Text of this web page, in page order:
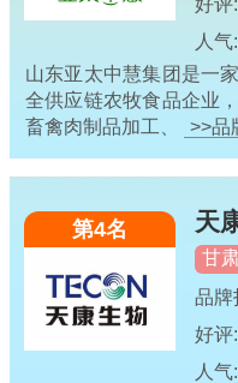
好评:
人气:
山东亚太中慧集团是一
全供应链农牧食品企业
畜禽肉制品加工、
>>品
第4名 天
甘
品牌
好评:
人气: